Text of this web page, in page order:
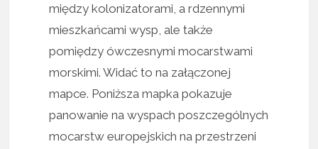
między kolonizatorami, a rdzennymi
mieszkańcami wysp, ale także
pomiędzy ówczesnymi mocarstwami
morskimi. Widać to na załączonej
mapce. Poniższa mapka pokazuje
panowanie na wyspach poszczególnych
mocarstw europejskich na przestrzeni